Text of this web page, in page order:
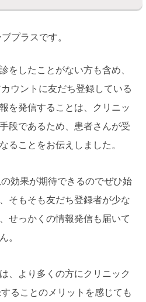
プラスです。
をしたことがない方も含め、
ウントに友だち登録している
を発信することは、クリニッ
段であるため、患者さんが受
ることをお伝えしました。
効果が期待できるのでぜひ始
そもそも友だち登録者が少な
せっかくの情報発信も届いて
。
、より多くの方にクリニック
ることのメリットを感じても